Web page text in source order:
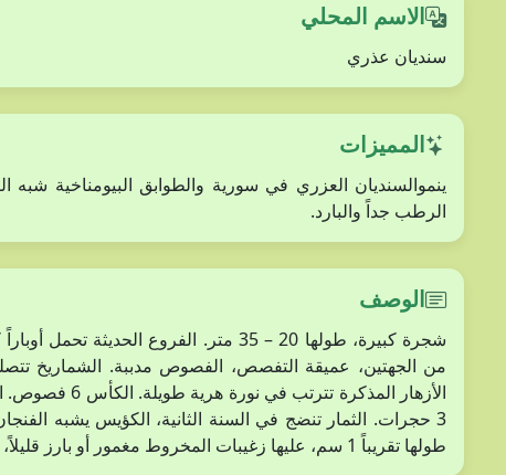
الاسم المحلي
سنديان عذري
المميزات
ينموالسنديان العزري في سورية والطوابق البيومناخية
الرطب جداً والبارد.
الوصف
طولها تقريباً 1 سم، عليها زغيبات المخروط مغمور أو بارز قليلاً، قمته مسطحة، موبرة